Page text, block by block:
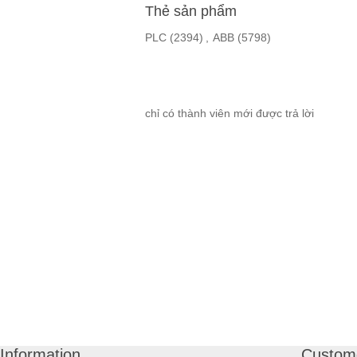
Thẻ sản phẩm
PLC (2394) , ABB (5798)
chỉ có thành viên mới được trả lời